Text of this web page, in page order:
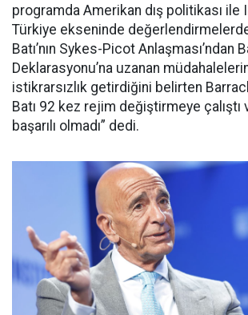
programda Amerikan dış politikası ile
Türkiye ekseninde
Batı’nın Sykes-Picot Anlaşması’ndan
Deklarasyonu’na uzanan
istikrarsızlık getirdiğini belirten
Batı 92 kez rejim değiştirmeye çalıştı
başarılı olmadı” dedi.